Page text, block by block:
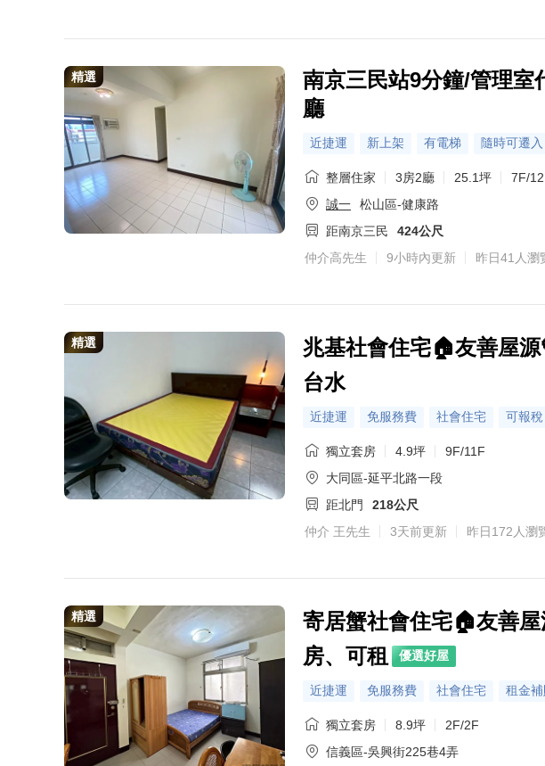
精選
南京三民站9分鐘/管理室
廳
近捷運 新上架 有電梯 隨時可遷入
整層住家 3房2廳 25.1坪
7F/
誠一
松山區-健康路
距南京三民
424公尺
仲介高先生
9小時內更新 昨日41人瀏
精選
兆基社會住宅🏠友善屋
台水
近捷運 免服務費 社會住宅 可報稅
獨立套房 4.9坪
9F/11F
大同區-延平北路一段
距北門
218公尺
仲介 王先生
3天前更新 昨日172人瀏
精選
寄居蟹社會住宅🏠友善
房、可租
優選好屋
近捷運 免服務費 社會住宅 租金
獨立套房 8.9坪
2F/2F
信義區-吳興街225巷4弄